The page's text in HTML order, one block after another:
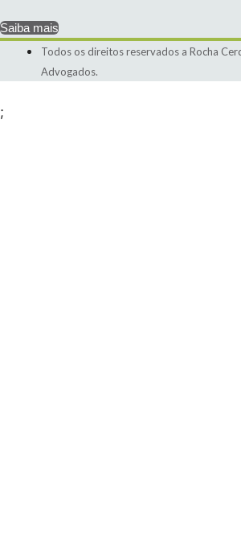
Saiba mais
Todos os direitos reservados a Rocha
Advogados.
;